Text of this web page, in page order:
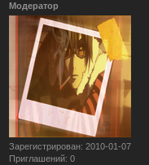
Модератор
Зарегистрирован: 2010-01-07
Приглашений: 0